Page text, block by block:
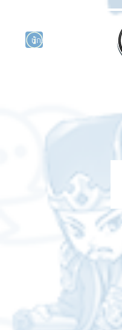
นักแสดงศิลปิน